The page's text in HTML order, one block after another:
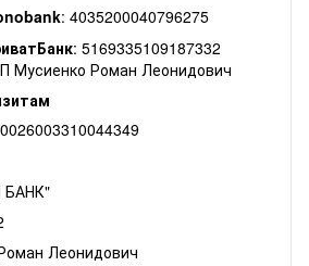
: 4035200040796275
: 5169335109187332
Мусиенко Роман Леонидович
БАНК"
Леонидович